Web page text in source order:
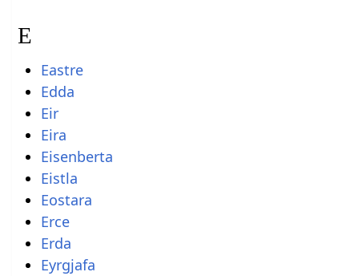
E
Eastre
Edda
Eir
Eira
Eisenberta
Eistla
Eostara
Erce
Erda
Eyrgjafa